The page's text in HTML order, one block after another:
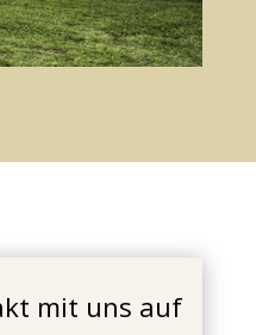
mit uns auf